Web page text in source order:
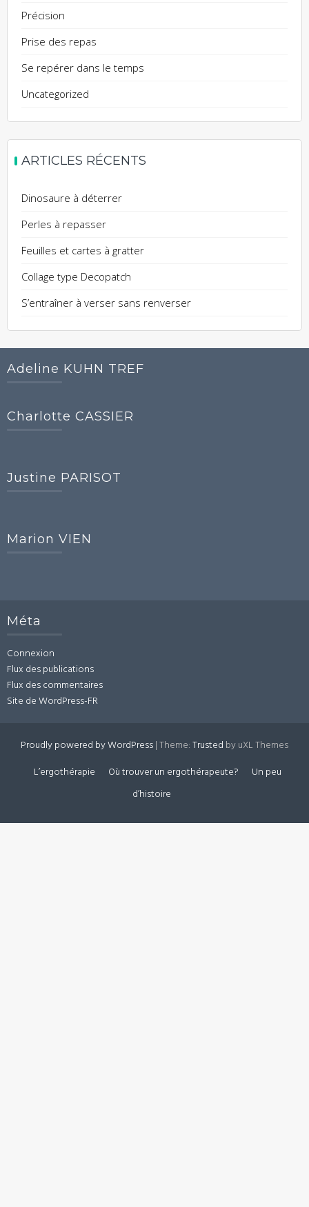
Précision
Prise des repas
Se repérer dans le temps
Uncategorized
ARTICLES RÉCENTS
Dinosaure à déterrer
Perles à repasser
Feuilles et cartes à gratter
Collage type Decopatch
S’entraîner à verser sans renverser
Adeline KUHN TREF
Charlotte CASSIER
Justine PARISOT
Marion VIEN
Méta
Connexion
Flux des publications
Flux des commentaires
Site de WordPress-FR
Proudly powered by WordPress|Theme:Trusted by uXL Themes
L’ergothérapie
Où trouver un ergothérapeute?
Un peu
d’histoire